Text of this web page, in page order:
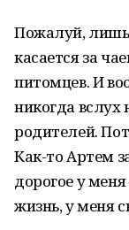
Пожалуй, лишь
касается за
питомцев. И
никогда вслух
родителей.
Как-то Артем
дорогое у
жизнь, у меня